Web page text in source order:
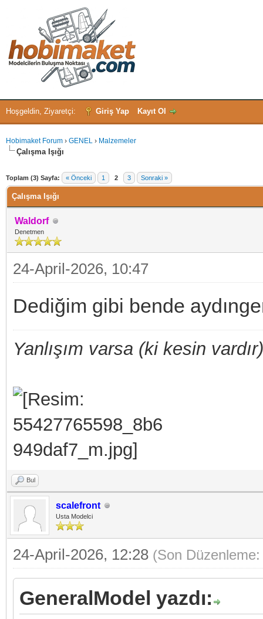
Hoşgeldin, Ziyaretçi: Giriş Yap Kayıt Ol
Hobimaket Forum › GENEL › Malzemeler
Çalışma Işığı
Toplam (3) Sayfa: « Önceki 1 2 3 Sonraki »
- 0 oy
Çalışma Işığı
Waldorf
Denetmen
24-April-2026, 10:47
Dediğim gibi bende
Yanlışım varsa (ki kesin
Bul
scalefront
Usta Modelci
24-April-2026, 12:28 (Son
GeneralModel yazdı: